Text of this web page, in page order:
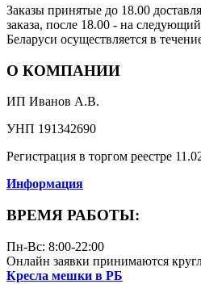
Заказы принятые до 18.00
заказа, после 18.00 - на
Беларуси осуществляется в
О КОМПАНИИ
ИП Иванов А.В.
УНП 191342690
Регистрация в торгом реестре
Информация
ВРЕМЯ РАБОТЫ:
Пн-Вс: 8:00-22:00
Онлайн заявки принимаются
Кресла мешки в РБ